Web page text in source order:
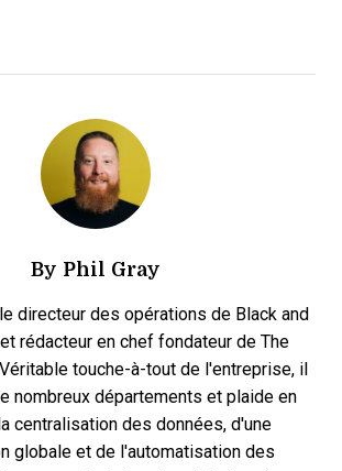
By Phil Gray
directeur des opérations de Black and
rédacteur en chef fondateur de The
touche-à-tout de l'entreprise, il
nombreux départements et plaide en
centralisation des données, d'une
globale et de l'automatisation des